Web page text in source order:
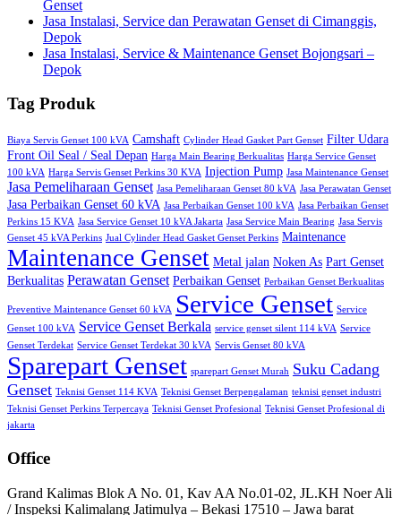
Genset
Jasa Instalasi, Service dan Perawatan Genset di Cimanggis,
Depok
Jasa Instalasi, Service & Maintenance Genset Bojongsari –
Depok
Tag Produk
Biaya Servis Genset 100 kVA Camshaft Cylinder Head Gasket Part Genset Filter Udara
Front Oil Seal / Seal Depan Harga Main Bearing Berkualitas Harga Service Genset
100 kVA Harga Servis Genset Perkins 30 KVA Injection Pump Jasa Maintenance Genset
Jasa Pemeliharaan Genset Jasa Pemeliharaan Genset 80 kVA Jasa Perawatan Genset
Jasa Perbaikan Genset 60 kVA Jasa Perbaikan Genset 100 kVA Jasa Perbaikan Genset
Perkins 15 KVA Jasa Service Genset 10 kVA Jakarta Jasa Service Main Bearing Jasa Servis
Genset 45 kVA Perkins Jual Cylinder Head Gasket Genset Perkins Maintenance
Maintenance Genset Metal jalan Noken As Part Genset
Berkualitas Perawatan Genset Perbaikan Genset Perbaikan Genset Berkualitas
Preventive Maintenance Genset 60 kVA Service Genset Service
Genset 100 kVA Service Genset Berkala service genset silent 114 kVA Service
Genset Terdekat Service Genset Terdekat 30 kVA Servis Genset 80 kVA
Sparepart Genset sparepart Genset Murah Suku Cadang
Genset Teknisi Genset 114 KVA Teknisi Genset Berpengalaman teknisi genset industri
Teknisi Genset Perkins Terpercaya Teknisi Genset Profesional Teknisi Genset Profesional di
jakarta
Office
Grand Kalimas Blok A No. 01, Kav AA No.01-02, JL.KH Noer Ali
/ Inspeksi Kalimalang Jatimulya – Bekasi 17510 – Jawa barat